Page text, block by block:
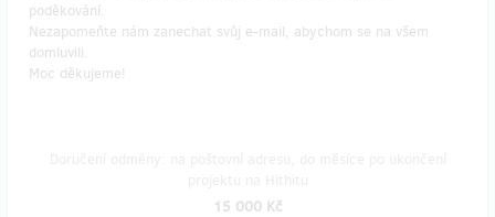
poděkování.
Nezapomeňte nám zanechat svůj e-mail, abychom se na všem
domluvili.
Moc děkujeme!
15 000 Kč